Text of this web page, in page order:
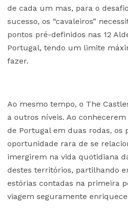
de cada um mas, para o
sucesso, os “cavaleiros”
pontos pré-definidos nas 12
Portugal, tendo um limite
fazer.
Ao mesmo tempo, o The
a outros níveis. Ao
de Portugal em duas rodas, os
oportunidade rara de se
imergirem na vida quotidiana
destes territórios, partilhando
estórias contadas na primeira
viagem seguramente